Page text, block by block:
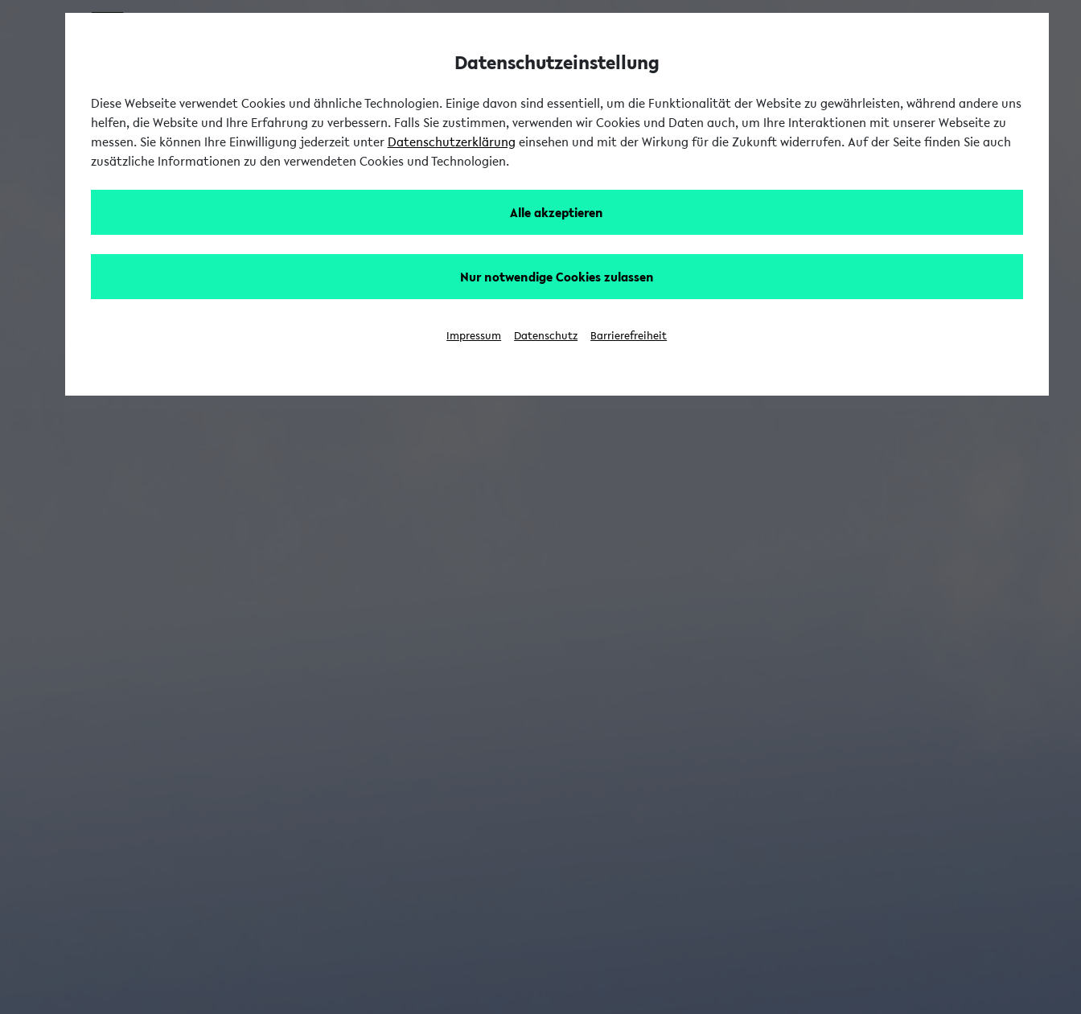
Datenschutzeinstellung
Diese Webseite verwendet Cookies und ähnliche Technologien. Einige davon sind essentiell, um die Funktionalität der Website zu gewährleisten, während andere uns
helfen, die Website und Ihre Erfahrung zu verbessern. Falls Sie zustimmen, verwenden wir Cookies und Daten auch, um Ihre Interaktionen mit unserer Webseite zu
messen. Sie können Ihre Einwilligung jederzeit unter Datenschutzerklärung einsehen und mit der Wirkung für die Zukunft widerrufen. Auf der Seite finden Sie auch
zusätzliche Informationen zu den verwendeten Cookies und Technologien.
Alle akzeptieren
Nur notwendige Cookies zulassen
Impressum Datenschutz Barrierefreiheit